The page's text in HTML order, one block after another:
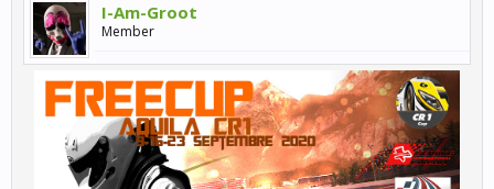
I-Am-Groot
Member